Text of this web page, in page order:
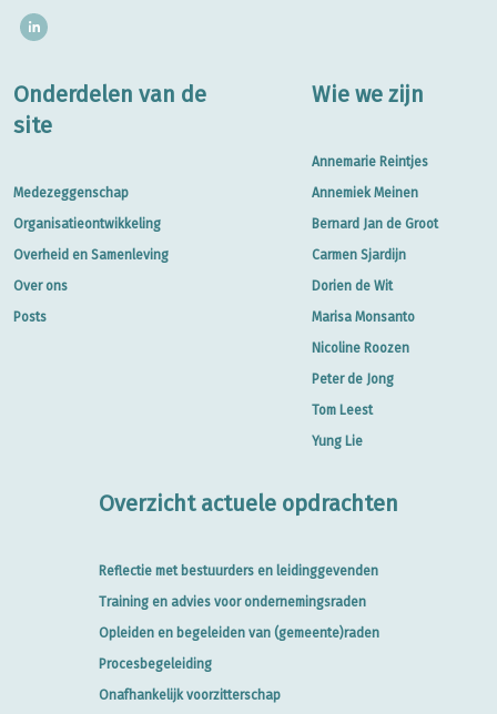
Onderdelen van de
site
Medezeggenschap
Organisatieontwikkeling
Overheid en Samenleving
Over ons
Posts
Wie we zijn
Annemarie Reintjes
Annemiek Meinen
Bernard Jan de Groot
Carmen Sjardijn
Dorien de Wit
Marisa Monsanto
Nicoline Roozen
Peter de Jong
Tom Leest
Yung Lie
Overzicht actuele opdrachten
Reflectie met bestuurders en leidinggevenden
Training en advies voor ondernemingsraden
Opleiden en begeleiden van (gemeente)raden
Procesbegeleiding
Onafhankelijk voorzitterschap